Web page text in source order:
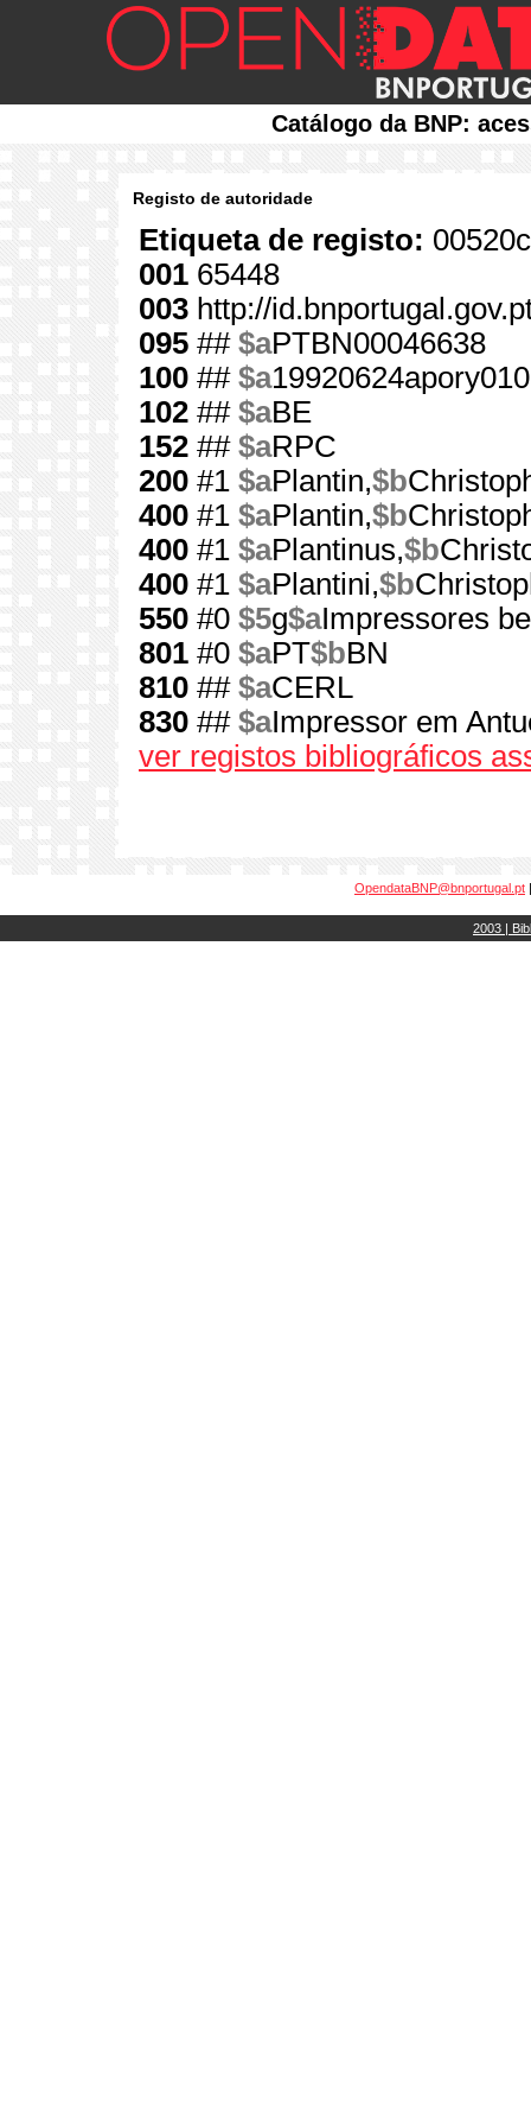
Catálogo da BNP:
Registo de autoridade
Etiqueta de registo:
001 65448
003 http://
095 ## $aPTBN00046638
100 ## $a
102 ## $aBE
152 ## $aRPC
200 #1 $aPlantin,$b
400 #1 $aPlantin,$b
400 #1 $aPlantinus,$b
400 #1 $aPlantini,$b
550 #0 $5g$aImpressores
801 #0 $aPT$bBN
810 ## $aCERL
830 ## $aImpressor em
ver registos bibliográficos
OpendataBNP@bnportugal.pt
2003 |